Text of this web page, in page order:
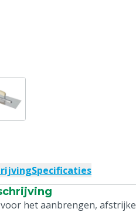
Specificaties
voor het aanbrengen,